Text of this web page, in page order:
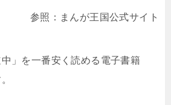
参照：まんが王国公式サイト
中」を一番安く読める電子書籍